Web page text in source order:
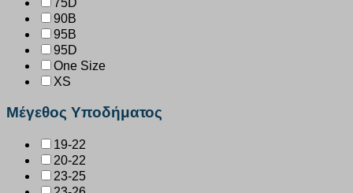
75D
90B
95B
95D
One Size
XS
Μέγεθος Υποδήματος
19-22
20-22
23-25